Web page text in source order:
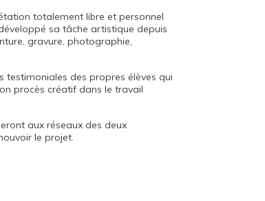
totalement libre et personnel
sa tâche artistique depuis
gravure, photographie,
testimoniales des propres élèves qui
procès créatif dans le travail
aux réseaux des deux
le projet.